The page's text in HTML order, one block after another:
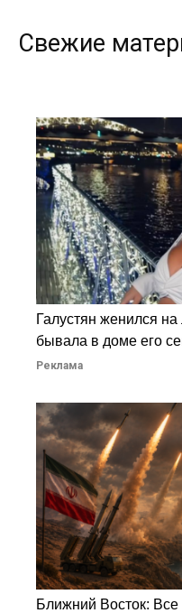
Свежие
Галустян женился
бывала в доме его
Реклама
Ближний Восток: Все